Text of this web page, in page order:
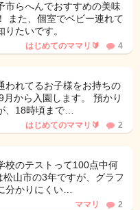
市らへんでおすすめの美味
また、個室でベビー連れて
たいです。
はじめてのママリ🔰 4
われてるお子様をお持ちの
から入園します。 預かり
、18時頃まで…
はじめてのママリ🔰 2
校のテストって100点中何
山市の3年ですが、グラフ
分かりにくい…
ママリ 2